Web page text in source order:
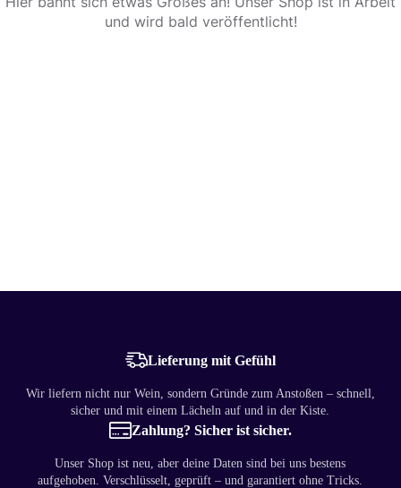
und wird bald veröffentlicht!
Lieferung mit Gefühl
Wir liefern nicht nur Wein, sondern Gründe zum Anstoßen – schnell,
sicher und mit einem Lächeln auf und in der Kiste.
Zahlung? Sicher ist sicher.
Unser Shop ist neu, aber deine Daten sind bei uns bestens
aufgehoben. Verschlüsselt, geprüft – und garantiert ohne Tricks.